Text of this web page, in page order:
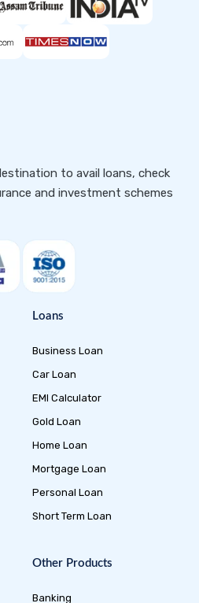
to avail loans, check
and investment schemes
Loans
Business Loan
Car Loan
EMI Calculator
Gold Loan
Home Loan
Mortgage Loan
Personal Loan
Short Term Loan
Other Products
Banking